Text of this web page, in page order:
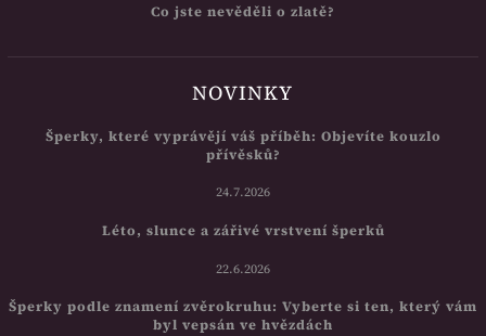
Co jste nevěděli o zlatě?
NOVINKY
Šperky, které vyprávějí váš příběh: Objevíte kouzlo
přívěsků?
24.7.2026
Léto, slunce a zářivé vrstvení šperků
22.6.2026
Šperky podle znamení zvěrokruhu: Vyberte si ten, který vám
byl vepsán ve hvězdách